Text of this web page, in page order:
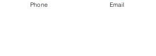
Phone Email